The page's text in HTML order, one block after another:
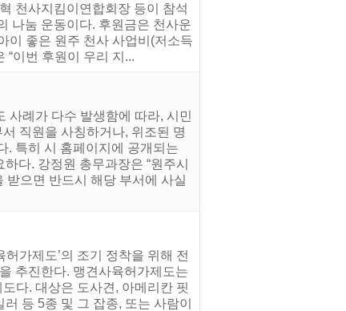
천사지킴이연합회장 등이 참석
나눔 운동이다. 후원금은 천사운
이 좋은 원주 천사 사업비(저소득
“이번 후원이 우리 지...
례가 다수 발생함에 따라, 시민
직원을 사칭하거나, 위조된 명
. 특히 시 홈페이지에 공개되는
다. 강정원 총무과장은 “원주시
받으면 반드시 해당 부서에 사실
가제도’의 조기 정착을 위해 전
추진한다. 맹견사육허가제도는
다. 대상은 도사견, 아메리칸 핏
등 5종 및 그 잡종, 또는 사람이